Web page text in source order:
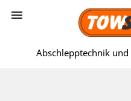

Abschlepptechnik